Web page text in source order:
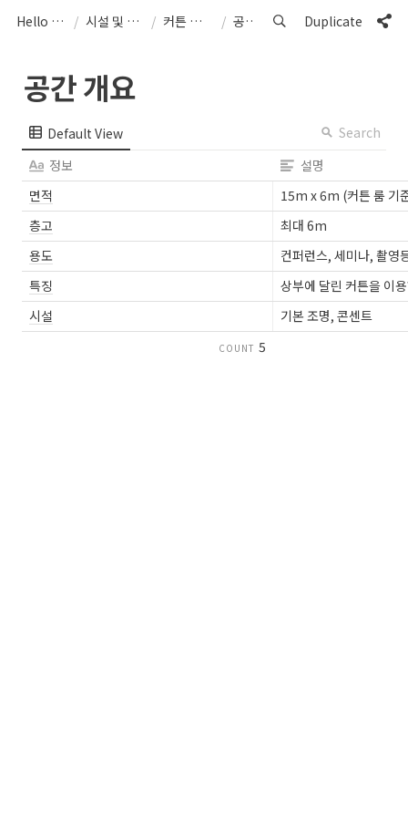
Hello from Cosmo40 / 시설 및 대관 Space Rental / 커튼 룸 Curtain Room / 공간 개요 Duplicate
공간 개요
Default View
Search
정보
설명
면적
15m x 6m (커튼 룸 기
층고
최대 6m
용도
컨퍼런스, 세미나, 촬영
특징
상부에 달린 커튼을 이
시설
기본 조명, 콘센트
COUNT 5